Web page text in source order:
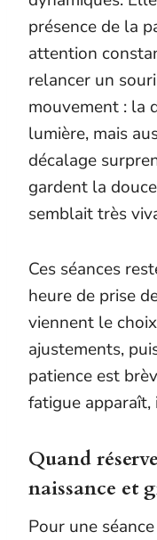
présence de la
attention
relancer un
mouvement : la
lumière, mais
décalage
gardent la
semblait très
Ces séances
heure de prise
viennent le
ajustements,
patience est
fatigue apparaît,
Quand
naissance et
Pour une